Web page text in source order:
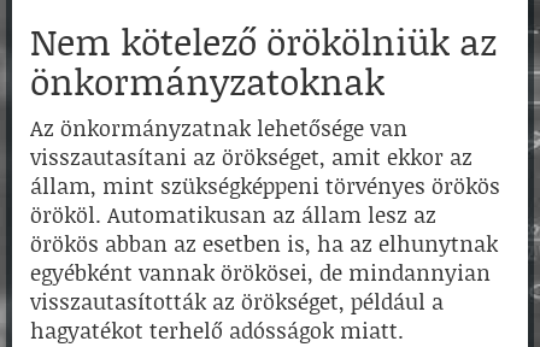
Nem kötelező örökölniük az
önkormányzatoknak
Az önkormányzatnak lehetősége van
visszautasítani az örökséget, amit ekkor az
állam, mint szükségképpeni törvényes örökös
örököl. Automatikusan az állam lesz az
örökös abban az esetben is, ha az elhunytnak
egyébként vannak örökösei, de mindannyian
visszautasították az örökséget, például a
hagyatékot terhelő adósságok miatt.